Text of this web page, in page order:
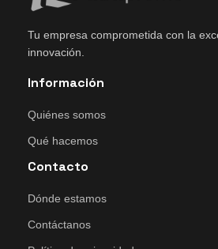
Tu empresa comprometida con la
innovación.
Información
Quiénes somos
Qué hacemos
Contacto
Dónde estamos
Contáctanos